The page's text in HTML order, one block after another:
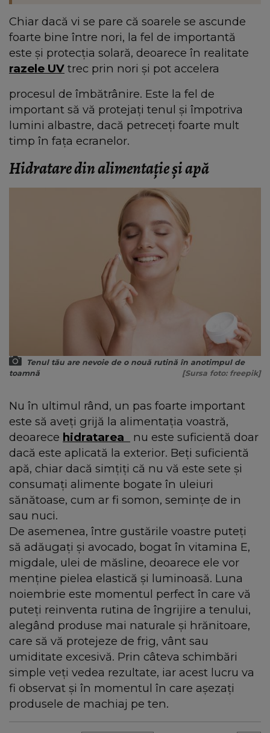
Chiar dacă vi se pare că soarele se ascunde
foarte bine între nori, la fel de importantă
este și protecția solară, deoarece în realitate
razele UV trec prin nori și pot accelera
procesul de îmbătrânire. Este la fel de
important să vă protejați tenul și împotriva
lumini albastre, dacă petreceți foarte mult
timp în fața ecranelor.
Hidratare din alimentație și apă
Tenul tău are nevoie de o nouă rutină în anotimpul de
toamnă
[Sursa foto: freepik]
Nu în ultimul rând, un pas foarte important
este să aveți grijă la alimentația voastră,
deoarece hidratarea
nu este suficientă doar
dacă este aplicată la exterior. Beți suficientă
apă, chiar dacă simțiți că nu vă este sete și
consumați alimente bogate în uleiuri
sănătoase, cum ar fi somon, semințe de in
sau nuci.
De asemenea, între gustările voastre puteți
să adăugați și avocado, bogat în vitamina E,
migdale, ulei de măsline, deoarece ele vor
menține pielea elastică și luminoasă. Luna
noiembrie este momentul perfect în care vă
puteți reinventa rutina de îngrijire a tenului,
alegând produse mai naturale și hrănitoare,
care să vă protejeze de frig, vânt sau
umiditate excesivă. Prin câteva schimbări
simple veți vedea rezultate, iar acest lucru va
fi observat și în momentul în care așezați
produsele de machiaj pe ten.